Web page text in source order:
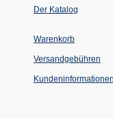
Der Katalog
Warenkorb
Versandgebühren
Kundeninformationen